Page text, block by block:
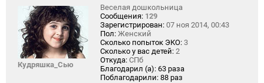
Кудряшка_Сью
Веселая дошкольница
Сообщения: 129
Зарегистрирован: 07 ноя 2014, 00:43
Пол: Женский
Сколько попыток ЭКО: 3
Сколько у вас детей: 2
Откуда: СПб
Благодарил (а): 63 раза
Поблагодарили: 88 раз